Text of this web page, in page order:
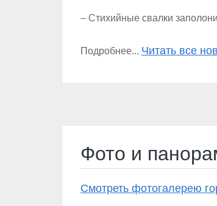
– Стихийные свалки
Подробнее... Читать все
Фото и
Смотреть фотогалерею